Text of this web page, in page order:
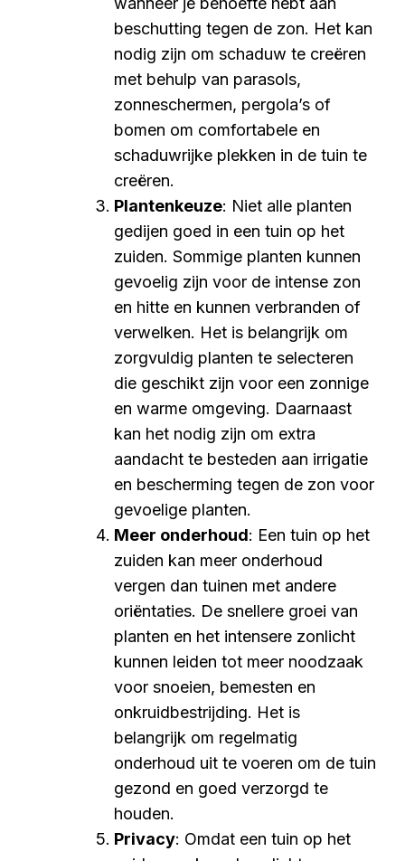
beschutting tegen de zon. Het kan
nodig zijn om schaduw te creëren
met behulp van parasols,
zonneschermen, pergola’s of
bomen om comfortabele en
schaduwrijke plekken in de tuin te
creëren.
Plantenkeuze: Niet alle planten
gedijen goed in een tuin op het
zuiden. Sommige planten kunnen
gevoelig zijn voor de intense zon
en hitte en kunnen verbranden of
verwelken. Het is belangrijk om
zorgvuldig planten te selecteren
die geschikt zijn voor een zonnige
en warme omgeving. Daarnaast
kan het nodig zijn om extra
aandacht te besteden aan irrigatie
en bescherming tegen de zon voor
gevoelige planten.
Meer onderhoud: Een tuin op het
zuiden kan meer onderhoud
vergen dan tuinen met andere
oriëntaties. De snellere groei van
planten en het intensere zonlicht
kunnen leiden tot meer noodzaak
voor snoeien, bemesten en
onkruidbestrijding. Het is
belangrijk om regelmatig
onderhoud uit te voeren om de tuin
gezond en goed verzorgd te
houden.
Privacy: Omdat een tuin op het